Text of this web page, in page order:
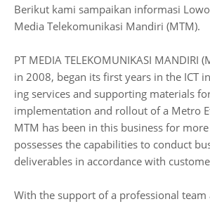
Berikut kami sampaikan informasi
Media Telekomunikasi Mandiri (MTM).
PT MEDIA TELEKOMUNIKASI MANDIRI
in 2008, began its first years in the ICT
ing services and supporting materials
implementation and rollout of a Metro
MTM has been in this business for
possesses the capabilities to conduct
deliverables in accordance with
With the support of a professional team